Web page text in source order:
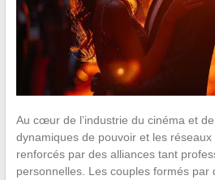
Au cœur de l’industrie du cinéma et
dynamiques de pouvoir et les réseaux
renforcés par des alliances tant
personnelles. Les couples formés par